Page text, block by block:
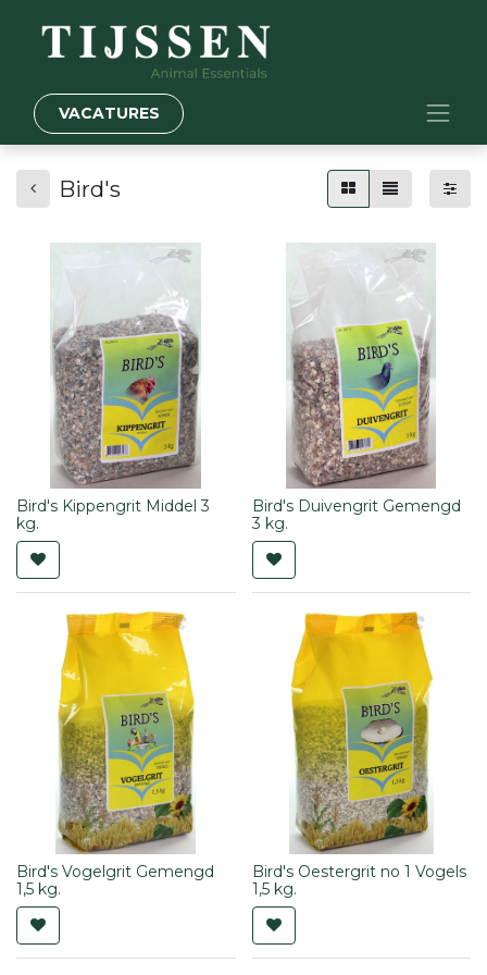
VACATURES
Bird's
Bird's Kippengrit Middel 3
kg.
Bird's Duivengrit Gemengd
3 kg.
Bird's Vogelgrit Gemengd
1,5 kg.
Bird's Oestergrit no 1 Vogels
1,5 kg.